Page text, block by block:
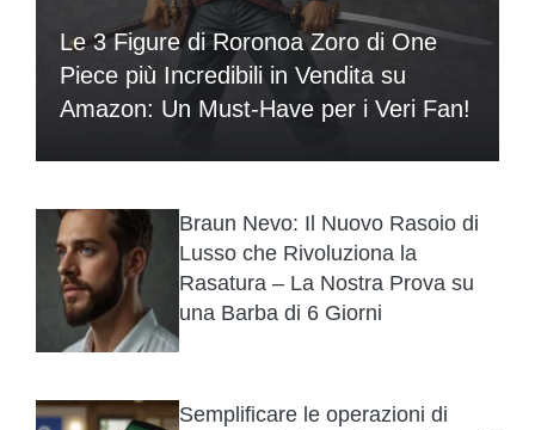
Le 3 Figure di Roronoa Zoro di One
Piece più Incredibili in Vendita su
Amazon: Un Must-Have per i Veri Fan!
Braun Nevo: Il Nuovo Rasoio di
Lusso che Rivoluziona la
Rasatura – La Nostra Prova su
una Barba di 6 Giorni
Semplificare le operazioni di